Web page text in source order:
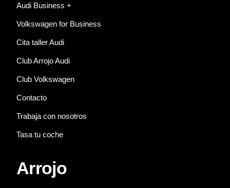
Audi Business +
Volkswagen for Business
Cita taller Audi
Club Arrojo Audi
Club Volkswagen
Contacto
Trabaja con nosotros
Tasa tu coche
Arrojo